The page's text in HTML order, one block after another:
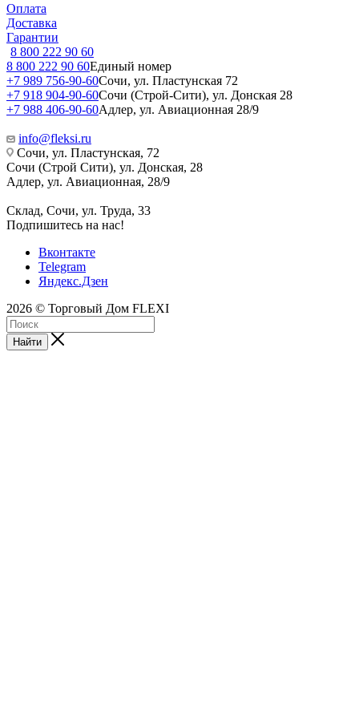
Оплата
Доставка
Гарантии
8 800 222 90 60
8 800 222 90 60Единый номер
+7 989 756-90-60Сочи, ул. Пластунская 72
+7 918 904-90-60Сочи (Строй-Сити), ул. Донская 28
+7 988 406-90-60Адлер, ул. Авиационная 28/9
info@fleksi.ru
Сочи, ул. Пластунская, 72
Сочи (Строй Сити), ул. Донская, 28
Адлер, ул. Авиационная, 28/9
Склад, Сочи, ул. Труда, 33
Подпишитесь на нас!
Вконтакте
Telegram
Яндекс.Дзен
2026 © Торговый Дом FLEXI
Найти